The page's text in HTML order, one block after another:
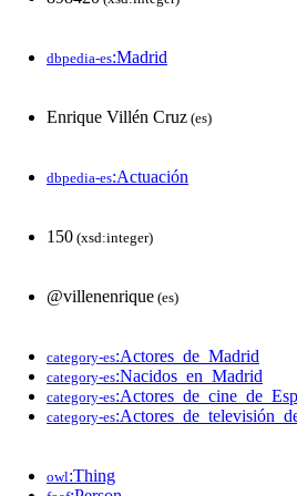
dbpedia-es:Madrid
Enrique Villén Cruz (es)
dbpedia-es:Actuación
150 (xsd:integer)
@villenenrique (es)
category-es:Actores_de_Madrid
category-es:Nacidos_en_Madrid
category-es
category-es
owl:Thing